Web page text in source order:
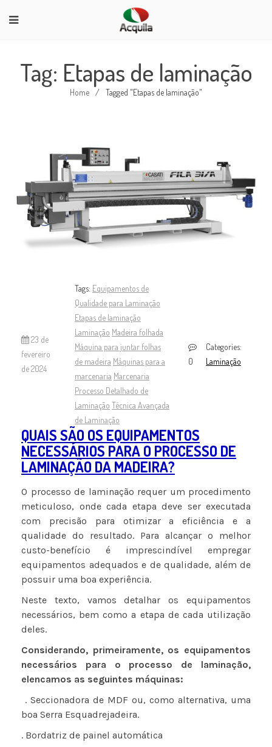
Tag: Etapas de laminação
Home / Tagged "Etapas de laminação"
23 de
fevereiro
de 2024
Tags: Equipamentos de
Qualidade para Laminação
Etapas de laminação
Laminação Madeira folhada
Máquina para juntar folhas
de madeira Máquinas para a
marcenaria Marcenaria
Processo Detalhado de
Laminação Técnica Avançada
de Laminação
0
Categories:
Laminação
QUAIS SÃO OS EQUIPAMENTOS
NECESSÁRIOS PARA O PROCESSO DE
LAMINAÇÃO DA MADEIRA?
O processo de laminação requer um procedimento
meticuloso, onde cada etapa deve ser executada
com precisão para otimizar a eficiência e a
qualidade do resultado. Para alcançar o melhor
custo-benefício é imprescindível empregar
equipamentos adequados e de qualidade, além de
possuir uma boa experiência.
Neste texto, vamos detalhar os equipamentos
necessários, bem como a etapa de cada utilização
deles.
Considerando, primeiramente, os equipamentos
necessários para o processo de laminação,
elencamos as seguintes máquinas:
. Seccionadora de MDF ou, como alternativa, uma
boa Serra Esquadrejadeira.
. Bordatriz de painel automática